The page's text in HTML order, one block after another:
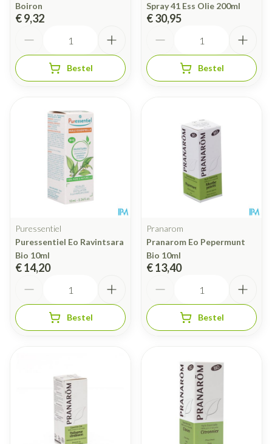
Boiron
€ 9,32
Bestel
Spray 41 Ess Olie 200ml
€ 30,95
Bestel
Puressentiel
Puressentiel Eo Ravintsara
Bio 10ml
€ 14,20
Bestel
Pranarom
Pranarom Eo Pepermunt
Bio 10ml
€ 13,40
Bestel